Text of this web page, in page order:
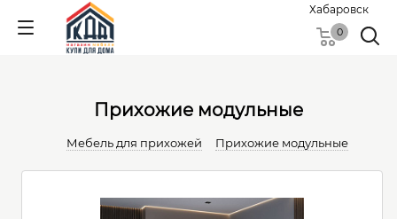
Хабаровск
0
Прихожие модульные
Мебель для прихожей Прихожие модульные